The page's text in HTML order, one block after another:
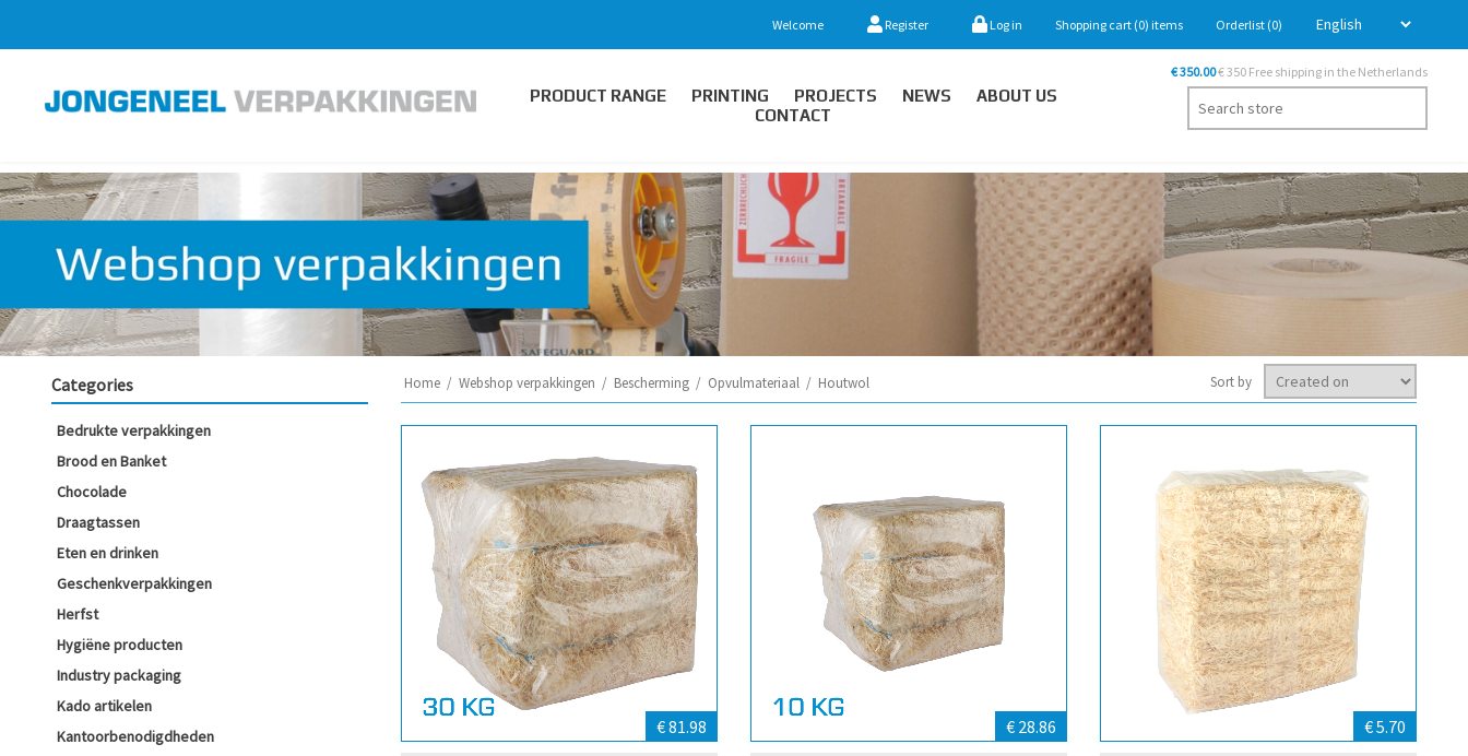
Welcome Register Log in Shopping cart (0) items Orderlist (0)
PRODUCT RANGE PRINTING PROJECTS NEWS
ABOUT US
CONTACT
€ 350.00€ 350 Free shipping in the Netherlands
Categories
Bedrukte verpakkingen
Brood en Banket
Chocolade
Draagtassen
Eten en drinken
Geschenkverpakkingen
Herfst
Hygiëne producten
Industry packaging
Kado artikelen
Kantoorbenodigdheden
Home / Webshop verpakkingen / Bescherming / Opvulmateriaal / Houtwol Sort by
€ 81.98 € 28.86 € 5.70